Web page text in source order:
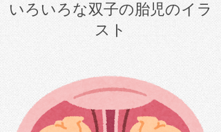
いろいろな双子の胎児のイラ
スト